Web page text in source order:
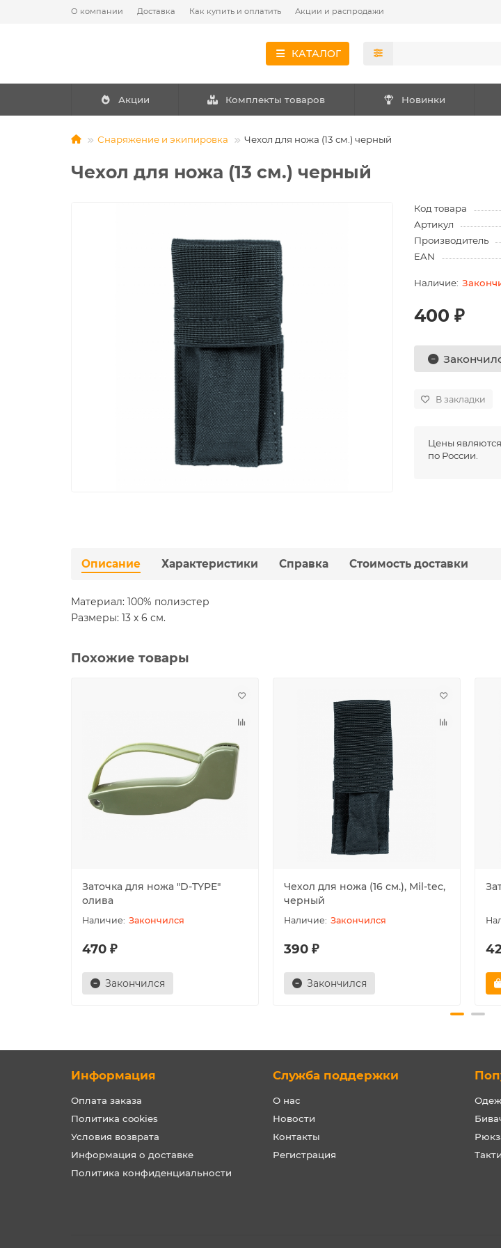
О компании Доставка Как купить и оплатить Акции и распродажи
КАТАЛОГ
Акции Комплекты товаров Новинки
Снаряжение и экипировка Чехол для ножа (13 см.) черный
Чехол для ножа (13 см.) черный
Код товара
Артикул
Производитель
EAN
400 ₽
В закладки
Цены
по России.
Описание Характеристики Справка Стоимость доставки
Материал: 100% полиэстер
Размеры: 13 х 6 см.
Похожие товары
Заточка для ножа "D-TYPE"
олива
Закончился
470 ₽
Закончился
Чехол для ножа (16 см.), Mil-tec,
черный
Закончился
390 ₽
Закончился
Информация
Оплата заказа
Политика cookies
Условия возврата
Информация о доставке
Политика конфиденциальности
Служба поддержки
О нас
Новости
Контакты
Регистрация